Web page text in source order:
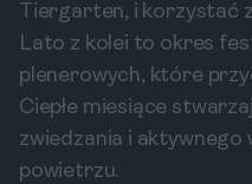
Tiergarten, i korzystać
Lato z kolei to okres
plenerowych, które
Ciepłe miesiące
zwiedzania i aktywnego
powietrzu.